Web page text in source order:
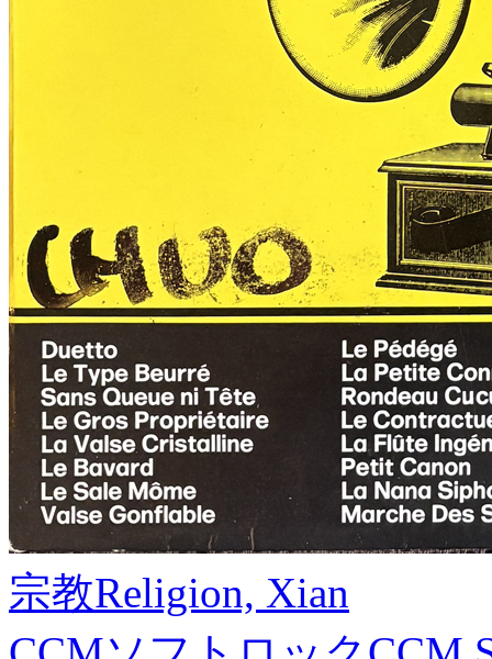
宗教Religion, Xian